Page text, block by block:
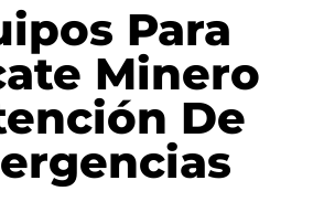
Para
Minero
De